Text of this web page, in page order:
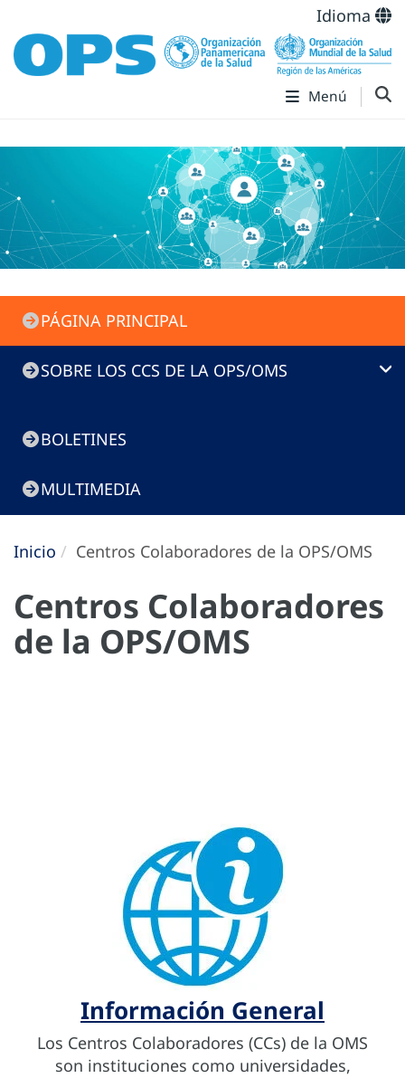
Idioma
Menú
PAHO/WHO
CC
Menu
PÁGINA PRINCIPAL
SOBRE LOS CCS DE LA OPS/OMS
BOLETINES
MULTIMEDIA
Inicio Centros Colaboradores de la OPS/OMS
Centros Colaboradores
de la OPS/OMS
Información General
Los Centros Colaboradores (CCs) de la OMS
son instituciones como universidades,